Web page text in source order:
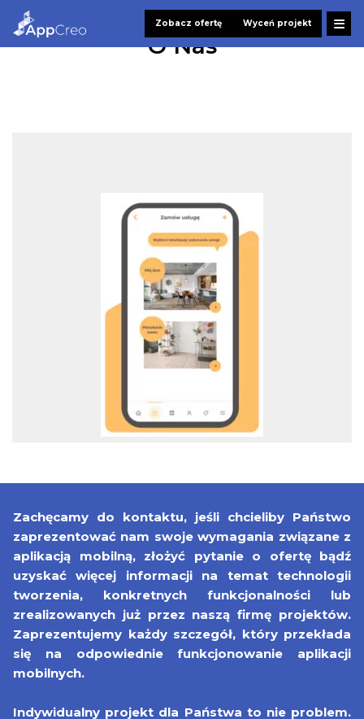
Zobacz ofertę Wyceń projekt
O Nas
Zachęcamy do kontaktu, jeśli chcieliby Państwo
zaprezentować nam swoje wymagania związane z
aplikacją mobilną, złożyć pytanie o ofertę bądź
uzyskać więcej informacji na temat technologii
tworzenia, konkretnych funkcjonalności lub
zrealizowanych już przez naszą firmę projektów.
Zaprezentujemy każdy szczegół, który przekłada
się na odpowiednie funkcjonowanie aplikacji
mobilnych.
Indywidualny projekt dla Państwa to nie problem.